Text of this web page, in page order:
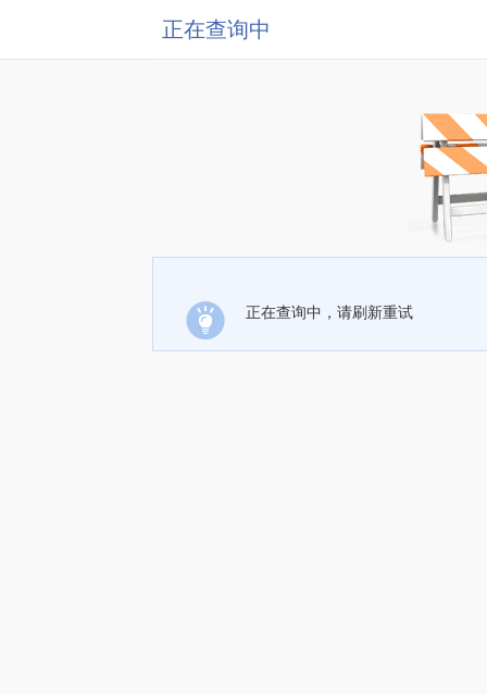
正在查询中
正在查询中，请刷新重试